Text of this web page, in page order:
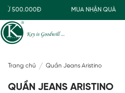
TỪ 500.000Đ MUA NHẬN QUÀ
Trang chủ Quần Jeans Aristino
QUẦN JEANS ARISTINO